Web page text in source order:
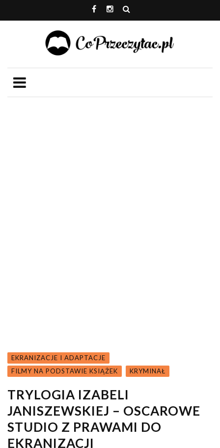
EKRANIZACJE I ADAPTACJE
FILMY NA PODSTAWIE KSIĄŻEK
KRYMINAŁ
TRYLOGIA IZABELI
JANISZEWSKIEJ – OSCAROWE
STUDIO Z PRAWAMI DO
EKRANIZACJI